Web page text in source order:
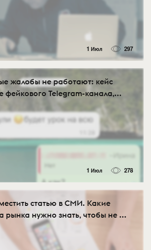
1 Июл 297
жалобы не работают: кейс
фейкового Telegram-канала,...
1 Июл 278
статью в СМИ. Какие
рынка нужно знать, чтобы не ...